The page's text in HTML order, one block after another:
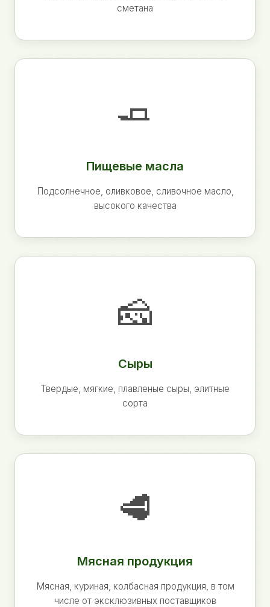
сметана
🧈
Пищевые масла
Подсолнечное, оливковое, сливочное масло,
высокого качества
🧀
Сыры
Твердые, мягкие, плавленые сыры, элитные
сорта
🥩
Мясная продукция
Мясная, куриная, колбасная продукция, в том
числе от эксклюзивных поставщиков